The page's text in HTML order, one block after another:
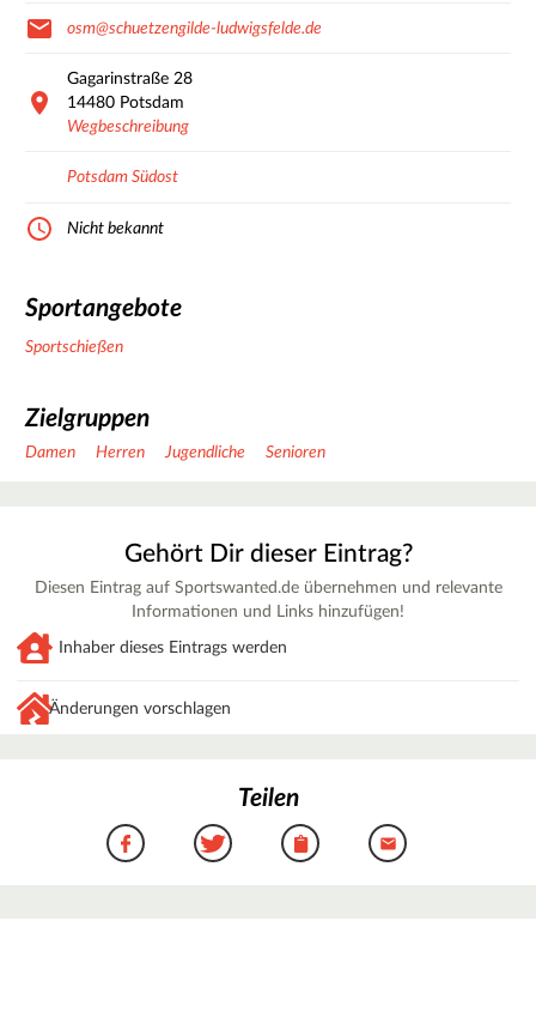
osm@schuetzengilde-ludwigsfelde.de
Gagarinstraße 28
14480 Potsdam
Wegbeschreibung
Potsdam Südost
Nicht bekannt
Sportangebote
Sportschießen
Zielgruppen
Damen Herren Jugendliche Senioren
Gehört Dir dieser Eintrag?
Diesen Eintrag auf Sportswanted.de übernehmen und relevante
Informationen und Links hinzufügen!
Inhaber dieses Eintrags werden
Änderungen vorschlagen
Teilen